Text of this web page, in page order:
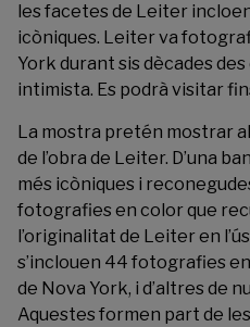
les facetes de Leiter
icòniques. Leiter va
York durant sis dècades
intimista. Es podrà visitar
La mostra pretén mostrar
de l’obra de Leiter. D’una
més icòniques i
fotografies en color que
l’originalitat de Leiter en
s’inclouen 44 fotografies
de Nova York, i d’altres de
Aquestes formen part de